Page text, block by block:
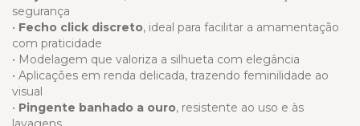
segurança
• Fecho click discreto, ideal para facilitar a amamentação
com praticidade
• Modelagem que valoriza a silhueta com elegância
• Aplicações em renda delicada, trazendo feminilidade ao
visual
• Pingente banhado a ouro, resistente ao uso e às